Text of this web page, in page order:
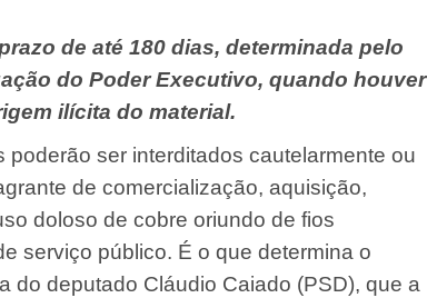
de até 180 dias, determinada pelo
do Poder Executivo, quando houver
ilícita do material.
ser interditados cautelarmente ou
de comercialização, aquisição,
doloso de cobre oriundo de fios
serviço público. É o que determina o
do deputado Cláudio Caiado (PSD), que a